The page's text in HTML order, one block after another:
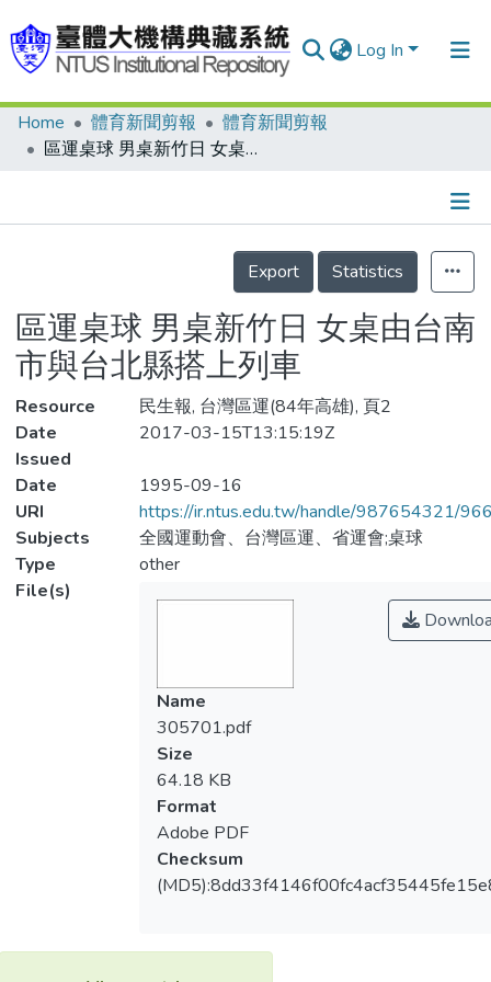
Log In
Communities & Collections
Statistics
Home 體育新聞剪報
體育新聞剪報
區運桌球 男桌新竹日 女桌由台南市與台北縣搭上列車
Details
Export
Statistics
區運桌球 男桌新竹日 女桌由台南
市與台北縣搭上列車
Resource
民生報, 台灣區運(84年高雄), 頁2
Date
Issued
2017-03-15T13:15:19Z
Date
1995-09-16
URI
https://ir.ntus.edu.tw/handle/987654321/
Subjects
全國運動會、台灣區運、省運會;桌球
Type
other
File(s)
Name
305701.pdf
Size
64.18 KB
Format
Adobe PDF
Checksum